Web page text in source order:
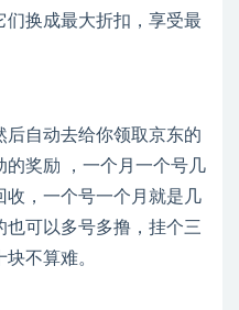
换成最大折扣，享受最
自动去给你领取京东的
的奖励 ，一个月一个号几
收，一个号一个月就是几
可以多号多撸，挂个三
不算难。